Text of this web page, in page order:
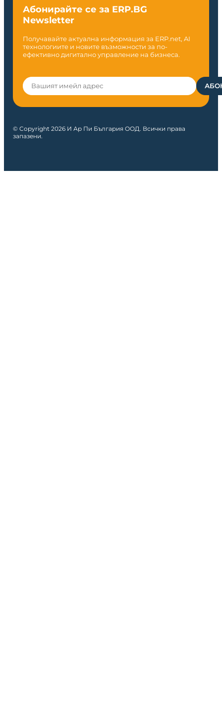
Абонирайте се за ERP.BG
Newsletter
Получавайте актуална информация за ERP.net, AI
технологиите и новите възможности за по-
ефективно дигитално управление на бизнеса.
© Copyright 2026 И Ар Пи България ООД. Всички права
запазени.